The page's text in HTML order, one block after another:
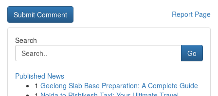
Report Page
Search
Go
Published News
1 Geelong Slab Base Preparation: A Complete Guide